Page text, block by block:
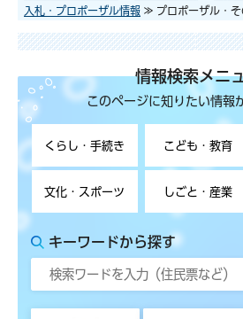
入札・プロポーザル情報 ≫ プロポーザル・そ
情報検索メニ
このページに知りたい情報
くらし・手続き こども・教育
文化・スポーツ しごと・産業
キーワードから探す